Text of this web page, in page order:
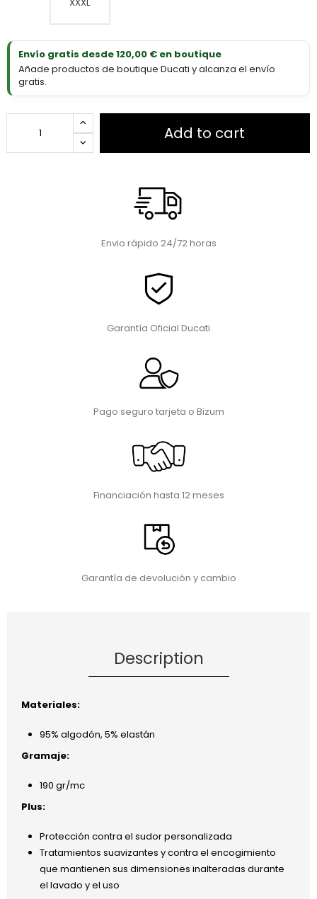
XXXL
Envío gratis desde 120,00 € en boutique
Añade productos de boutique Ducati y alcanza el envío
gratis.
Add to cart
Envio rápido 24/72 horas
Garantía Oficial Ducati
Pago seguro tarjeta o Bizum
Financiación hasta 12 meses
Garantía de devolución y cambio
Description
Materiales:
95% algodón, 5% elastán
Gramaje:
190 gr/mc
Plus:
Protección contra el sudor personalizada
Tratamientos suavizantes y contra el encogimiento
que mantienen sus dimensiones inalteradas durante
el lavado y el uso